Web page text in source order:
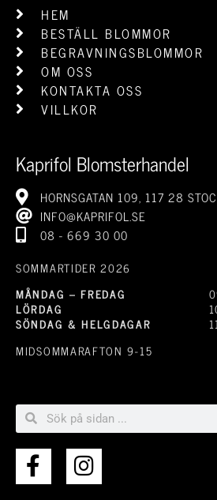
HEM
BESTÄLL BLOMMOR
BEGRAVNINGSBLOMMOR
OM OSS
KONTAKTA OSS
VILLKOR
Kaprifol Blomsterhandel
HORNSGATAN 109, 117 28
INFO@KAPRIFOL.SE
08 - 669 30 00
SOMMARTIDER 2026
MÅNDAG – FREDAG
LÖRDAG
SÖNDAG & HELGDAGAR
MIDSOMMARAFTON 9-15